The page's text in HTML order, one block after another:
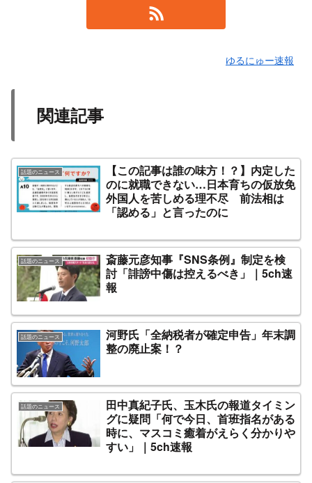
ゆるにゅー速報
関連記事
話題のニュース
【この記事は誰の味方！？】内定した
のに就職できない…日本育ちの仮放免
外国人を苦しめる理不尽 前法相は
「認める」と言ったのに
話題のニュース
斎藤元彦知事『SNS条例』制定を検
討「誹謗中傷は控えるべき」｜5ch速
報
話題のニュース
河野氏「全納税者が確定申告」年末調
整の廃止案！？
話題のニュース
田中真紀子氏、玉木氏の報道タイミン
グに疑問「何で今日、首班指名がある
時に、マスコミ癒着がえらく分かりや
すい」｜5ch速報